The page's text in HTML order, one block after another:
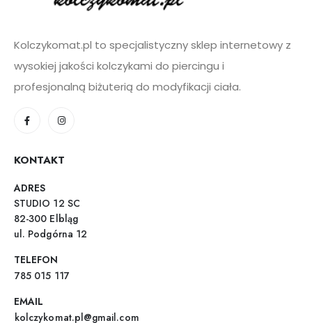
Kolczykomat.pl to specjalistyczny sklep internetowy z
wysokiej jakości kolczykami do piercingu i
profesjonalną biżuterią do modyfikacji ciała.
KONTAKT
ADRES
STUDIO 12 SC
82-300 Elbląg
ul. Podgórna 12
TELEFON
785 015 117
EMAIL
kolczykomat.pl@gmail.com